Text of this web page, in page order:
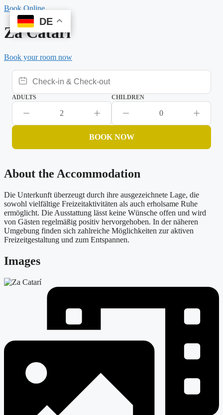
Skip
content
Book Online
Za Catarí
Book your room now
ADULTS
2
CHILDREN
0
BOOK NOW
About the Accommodation
Die Unterkunft überzeugt durch ihre ausgezeichnete Lage, die
sowohl vielfältige Freizeitaktivitäten als auch erholsame Ruhe
ermöglicht. Die Ausstattung lässt keine Wünsche offen und wird
von Gästen regelmäßig positiv hervorgehoben. In der näheren
Umgebung finden sich zahlreiche Möglichkeiten zur aktiven
Freizeitgestaltung und zum Entspannen.
Images
DE
DE